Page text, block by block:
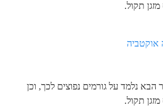
תקול.
נלמד על גורמים נפוצים לכך, וכן
תקול.